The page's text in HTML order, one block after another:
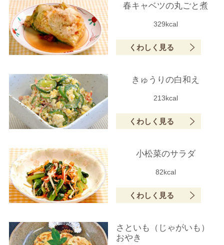
春キャベツの丸ごと煮
329kcal
くわしく見る
きゅうりの白和え
213kcal
くわしく見る
小松菜のサラダ
82kcal
くわしく見る
さといも（じゃがいも）
おやき